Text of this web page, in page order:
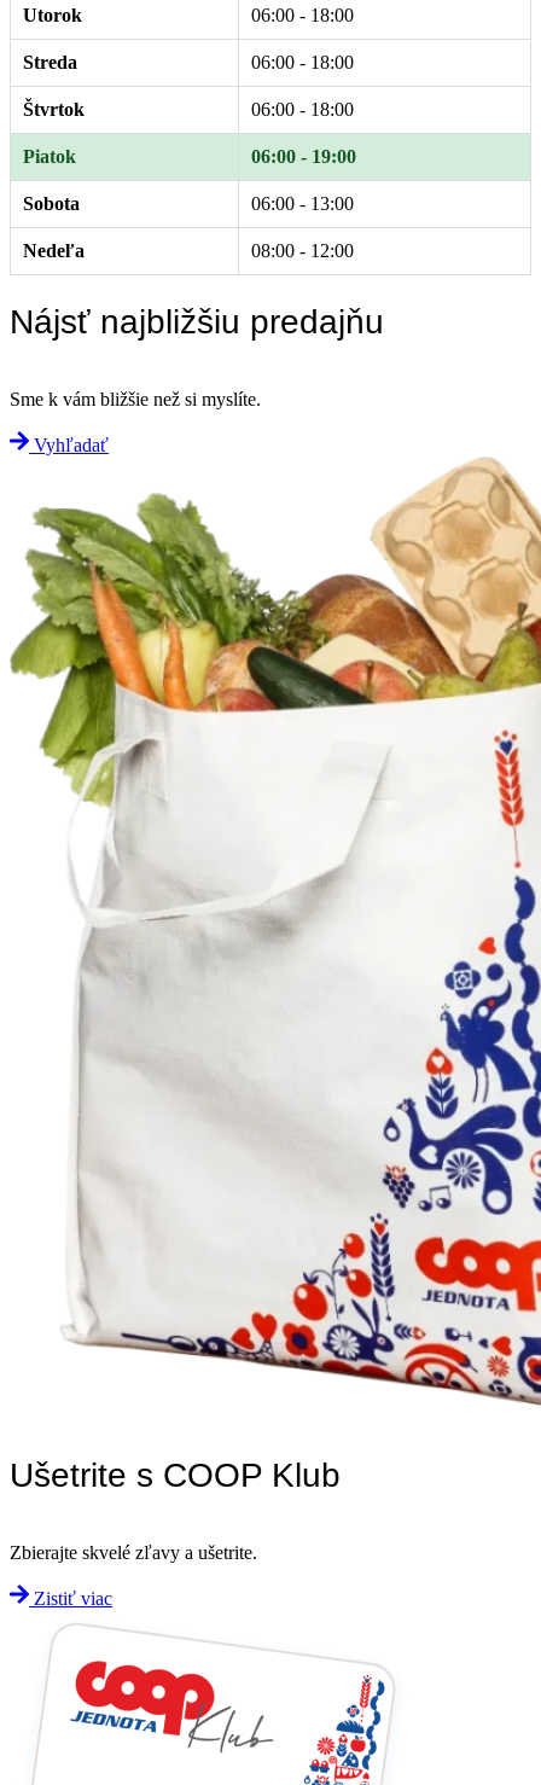
Utorok 06:00 - 18:00
Streda 06:00 - 18:00
Štvrtok 06:00 - 18:00
Piatok 06:00 - 19:00
Sobota 06:00 - 13:00
Nedeľa 08:00 - 12:00
Nájsť najbližšiu predajňu
Sme k vám bližšie než si myslíte.
Vyhľadať
Ušetrite s COOP Klub
Zbierajte skvelé zľavy a ušetrite.
Zistiť viac